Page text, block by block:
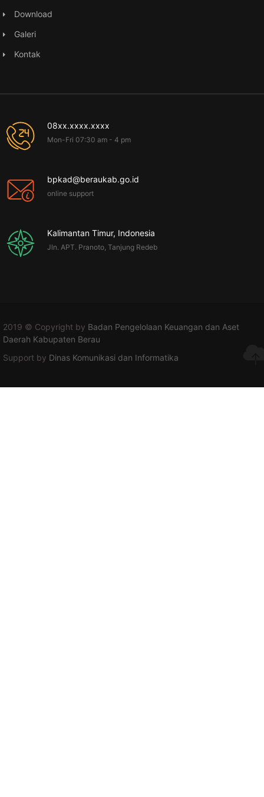
Download
Galeri
Kontak
08xx.xxxx.xxxx
Mon-Fri 07:30 am - 4 pm
bpkad@beraukab.go.id
online support
Kalimantan Timur, Indonesia
Jln. APT. Pranoto, Tanjung Redeb
2019 © Copyright by Badan Pengelolaan Keuangan dan Aset
Daerah Kabupaten Berau
Support by Dinas Komunikasi dan Informatika